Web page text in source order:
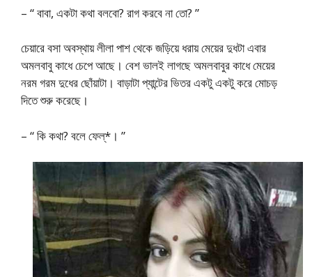
– “ বাবা, একটা কথা বলবো? রাগ করবে না তো? ”
চেয়ারে বসা অবস্থায় লীলা পাশ থেকে জড়িয়ে ধরায় মেয়ের দুধটা এবার
অমলবাবু কাধে চেপে আছে। বেশ ভালই লাগছে অমলবাবুর কাধে মেয়ের
নরম গরম দুধের ছোঁয়াটা। বাড়াটা প্যান্টের ভিতর একটু একটু করে মোচড়
দিতে শুরু করেছে।
– “ কি কথা? বলে ফেল্*। ”